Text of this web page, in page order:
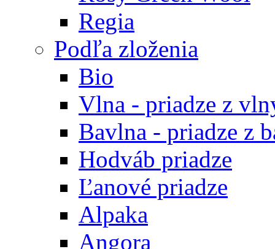
Regia
Podľa zloženia
Bio
Vlna - priadze z
Bavlna - priadze z
Hodváb priadze
Ľanové priadze
Alpaka
Angora